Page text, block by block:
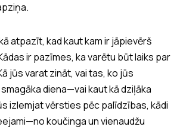
atpazīt, kad kaut kam ir jāpievērš
ir pazīmes, ka varētu būt laiks par
jūs varat zināt, vai tas, ko jūs
diena—vai kaut kā dziļāka
izlemjat vērsties pēc palīdzības, kādi
koučinga un vienaudžu